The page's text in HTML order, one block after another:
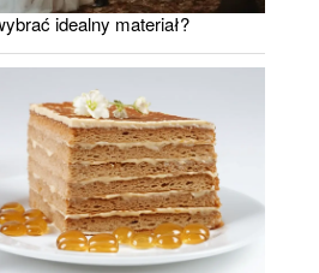
idealny materiał?